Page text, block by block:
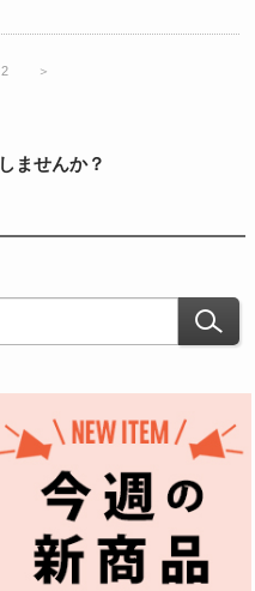
2 ＞
ませんか？